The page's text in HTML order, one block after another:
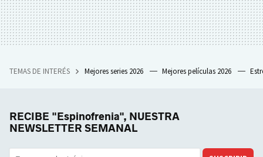
TEMAS DE INTERÉS Mejores series 2026 Mejores películas 2026
RECIBE "Espinofrenia", NUESTRA
NEWSLETTER SEMANAL